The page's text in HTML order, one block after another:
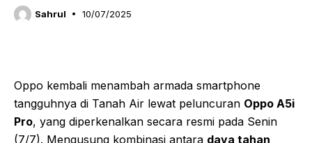
Sahrul 10/07/2025
Oppo kembali menambah armada smartphone
tangguhnya di Tanah Air lewat peluncuran Oppo A5i
Pro, yang diperkenalkan secara resmi pada Senin
(7/7). Mengusung kombinasi antara daya tahan